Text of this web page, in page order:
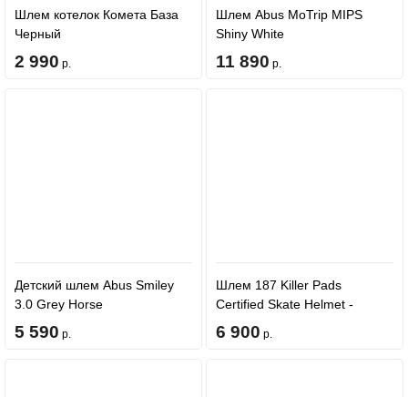
Шлем котелок Комета База
Черный
2 990 р.
Шлем Abus MoTrip MIPS
Shiny White
11 890 р.
Детский шлем Abus Smiley
3.0 Grey Horse
5 590 р.
Шлем 187 Killer Pads
Certified Skate Helmet -
LIZZIE Armanto SE
6 900 р.